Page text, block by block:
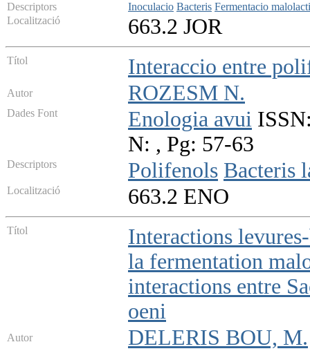
Descriptors Inoculacio Bacteris Fermentacio
Localització
663.2 JOR
Títol Interaccio entre
Autor ROZESM N.
Dades Font Enologia avui
N: , Pg: 57-63
Descriptors Polifenols Bacteris
Localització 663.2 ENO
Títol
Interactions
la fermentation
interactions entre
oeni
Autor DELERIS BOU, M.